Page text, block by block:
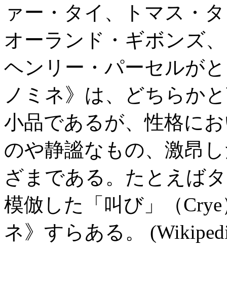
ァー・タイ、トマス・
オーランド・ギボンズ
ヘンリー・パーセルが
ノミネ》は、どちらか
小品であるが、性格に
のや静謐なもの、激昂
ざまである。たとえば
模倣した「叫び」（
ネ》すらある。